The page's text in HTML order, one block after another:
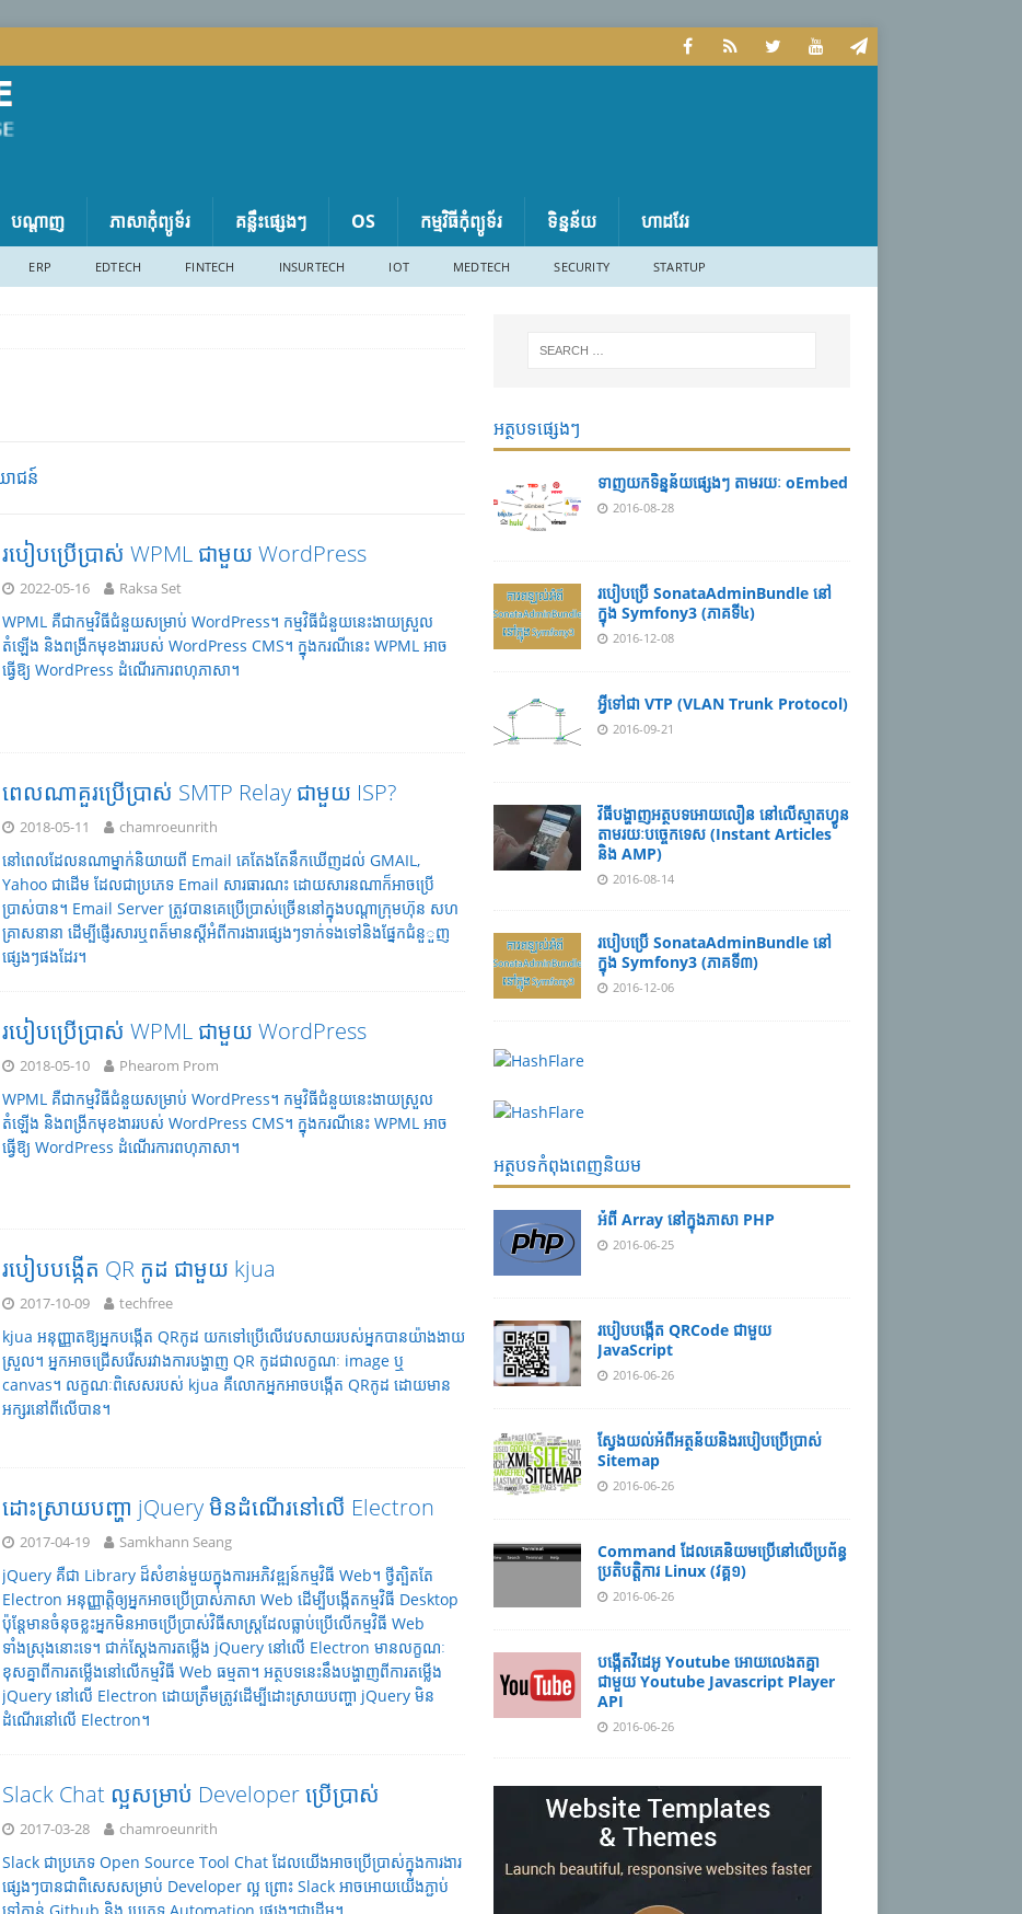
បណ្តាញ ភាសា​កុំព្យូទ័រ គន្លឹះផ្សេងៗ OS កម្មវិធីកុំព្យូទ័រ ទិន្នន័យ ហាដវែរ
ERP EDTECH FINTECH INSURTECH IOT MEDTECH SECURITY STARTUP
ោជន៍​
របៀបប្រើប្រាស់ WPML ជាមួយ WordPress
2022-05-16 Raksa Set
WPML គឺជាកម្មវិធីជំនួយសម្រាប់ WordPress។ កម្មវិធីជំនួយនេះងាយស្រួល
តំឡើង និងពង្រីកមុខងាររបស់ WordPress CMS។ ក្នុងករណីនេះ WPML អាច
ធ្វើឱ្យ WordPress ដំណើរការពហុភាសា។
ពេលណាគួរប្រើប្រាស់ SMTP Relay ជាមួយ ISP?
2018-05-11 chamroeunrith
នៅពេលដែលនណាម្នាក់និយាយពី Email គេតែងតែនឹកឃើញដល់ GMAIL,
Yahoo ជាដើម ដែលជាប្រភេទ Email សារធារណះ ដោយសារនណាក៏អាចប្រើ
ប្រាស់បាន។ Email Server ត្រូវបានគេប្រើប្រាស់ច្រើននៅក្នុងបណ្តាក្រុមហ៊ុន សហ
គ្រាសនានា ដើម្បីផ្ញើរសារឬពត៏មានស្តីអំពីការងារផ្សេងៗទាក់ទងទៅនិងផ្នែកជំនួួញ
ផ្សេងៗផងដែរ។
របៀបប្រើប្រាស់ WPML ជាមួយ WordPress
2018-05-10 Phearom Prom
WPML គឺជាកម្មវិធីជំនួយសម្រាប់ WordPress។ កម្មវិធីជំនួយនេះងាយស្រួល
តំឡើង និងពង្រីកមុខងាររបស់ WordPress CMS។ ក្នុងករណីនេះ WPML អាច
ធ្វើឱ្យ WordPress ដំណើរការពហុភាសា។
របៀបបង្កើត QR កូដ ជាមួយ kjua
2017-10-09 techfree
kjua អនុញ្ញាតឱ្យអ្នកបង្កើត QRកូដ​ យកទៅប្រើលើវេបសាយរបស់អ្នកបានយ៉ាងងាយ
ស្រួល។ អ្នកអាចជ្រើសរើសរវាងការបង្ហាញ QR កូដជាលក្ខណៈ image ឬ
canvas។ លក្ខណៈពិសេសរបស់​ kjua គឺលោកអ្នកអាចបង្កើត QRកូដ​ ដោយមាន
អក្សរនៅពីលើបាន។
ដោះស្រាយបញ្ហា jQuery មិនដំណើរនៅលើ Electron
2017-04-19 Samkhann Seang
jQuery គឺជា Library ដ៏សំខាន់មួយក្នុងការអភិវឌ្ឍន៍កម្មវិធី Web។ ថ្វីត្បិតតែ
Electron អនុញ្ញាត្តិឲ្យអ្នកអាចប្រើប្រាស់ភាសា Web ដើម្បីបង្កើតកម្មវិធី Desktop
ប៉ុន្តែមានចំនុចខ្លះអ្នកមិនអាចប្រើប្រាស់វិធីសាស្រ្តដែលធ្លាប់ប្រើលើកម្មវិធី Web
ទាំងស្រុងនោះទេ។ ជាក់ស្តែងការតម្លើង jQuery នៅលើ Electron មានលក្ខណៈ
ខុសគ្នាពីការតម្លើងនៅលើកម្មវិធី Web ធម្មតា។​ អត្ថបទនេះនឹងបង្ហាញពីការតម្លើង
jQuery នៅលើ Electron ដោយត្រឹមត្រូវដើម្បីដោះស្រាយបញ្ហា jQuery មិន
ដំណើរនៅលើ Electron។
Slack Chat ល្អសម្រាប់ Developer ប្រើប្រាស់
2017-03-28 chamroeunrith
Slack ជាប្រភេទ Open Source Tool Chat ដែលយើងអាចប្រើប្រាស់ក្នុងការងារ
ផ្សេងៗបានជាពិសេសសម្រាប់ Developer ល្អ ព្រោះ Slack អាចអោយយើងភ្ជាប់
អត្ថបទផ្សេងៗ
ទាញយកទិន្នន័យផ្សេងៗ តាមរយៈ oEmbed
2016-08-28
របៀបប្រើ SonataAdminBundle នៅ
ក្នុង Symfony3 (ភាគទី៤)
2016-12-08
អ្វីទៅជា VTP (VLAN Trunk Protocol)
2016-09-21
វិធីបង្ហាញអត្ថបទ​អោយលឿន នៅលើ​ស្មាតហ្វូន
តាមរយៈបច្ចេកទេស (Instant Articles
និង AMP)
2016-08-14
របៀបប្រើ SonataAdminBundle នៅ
ក្នុង Symfony3 (ភាគទី៣)
2016-12-06
អត្ថបទកំពុងពេញនិយម
អំពី Array នៅ​​ក្នុង​ភា​សា PHP
2016-06-25
របៀប​បង្កើត​ QRCode ជាមួយ
JavaScript
2016-06-26
ស្វែង​យល់​​អំពី​អត្ថន័យ​​និង​របៀប​​ប្រើ​ប្រាស់​
Sitemap
2016-06-26
Command ដែល​​គេ​​និយម​​ប្រើ​​នៅ​លើ​​ប្រព័ន្ធ​​
ប្រតិបត្តិការ​ Linux (វគ្គ១)
2016-06-26
បង្កើតវីដេអូ Youtube អោយ​លេងតគ្នា
ជាមួយ Youtube Javascript Player
API
2016-06-26